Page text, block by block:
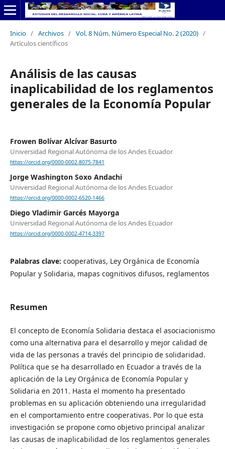
Inicio / Archivos / Vol. 8 Núm. Número Especial No. 2 (2020) /
Artículos científicos
Análisis de las causas
inaplicabilidad de los reglamentos
generales de la Economía Popular
Frowen Bolívar Alcívar Basurto
Universidad Regional Autónoma de los Andes Ecuador
https://orcid.org/0000-0002-8075-7841
Jorge Washington Soxo Andachi
Universidad Regional Autónoma de los Andes Ecuador
https://orcid.org/0000-0002-6520-1466
Diego Vladimir Garcés Mayorga
Universidad Regional Autónoma de los Andes Ecuador
https://orcid.org/0000-0002-4714-3397
Palabras clave: cooperativas, Ley Orgánica de Economía
Popular y Solidaria, mapas cognitivos difusos, reglamentos
Resumen
El concepto de Economía Solidaria destaca el asociacionismo
como una alternativa para el desarrollo y mejor calidad de
vida de las personas a través del principio de solidaridad.
Política que se ha desarrollado en Ecuador a través de la
aplicación de la Ley Orgánica de Economía Popular y
Solidaria en 2011. Hasta el momento ha presentado
problemas en su aplicación obteniendo una irregularidad
en el comportamiento entre cooperativas. Por lo que esta
investigación se propone como objetivo principal analizar
las causas de inaplicabilidad de los reglamentos generales